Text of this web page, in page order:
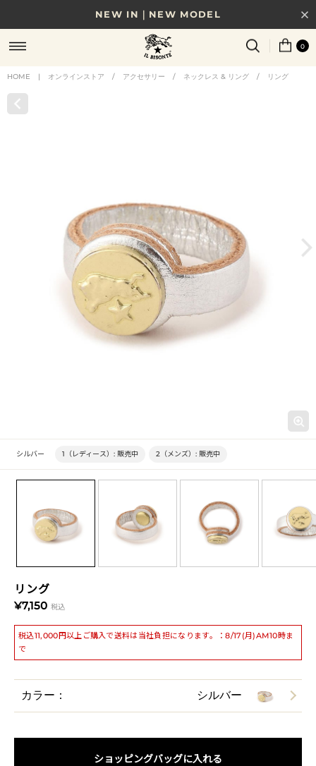
NEW IN｜NEW MODEL
8/17(月)10時まで｜税込11,000円以上で送料無料
贈る相手やシーンから選べる、新しいギフトガイド
0
HOME | オンラインストア / アクセサリー / ネックレス & リング / リング
リング
¥7,150 税込
税込11,000円以上ご購入で送料は当社負担になります。：8/17(月)AM10時ま
で
シルバー 1（レディース）: 販売中 2（メンズ）: 販売中
カラー： シルバー
ショッピングバッグに入れる